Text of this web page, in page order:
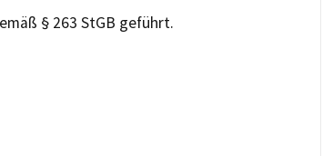
§ 263 StGB geführt.